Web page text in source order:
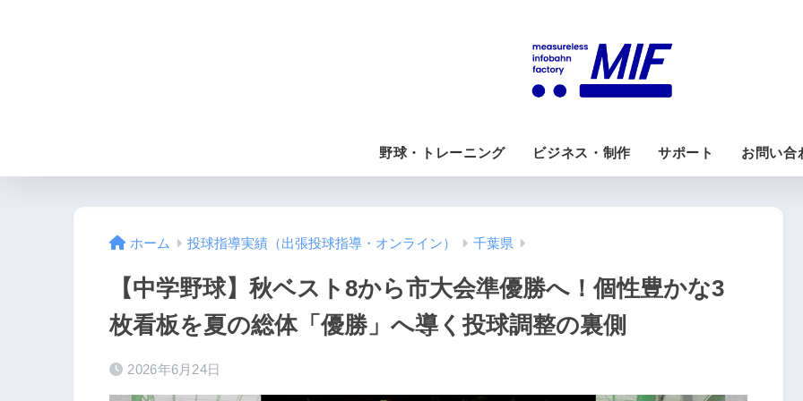
野球・トレーニング ビジネス・制作 サポート お問い合
ホーム 投球指導実績（出張投球指導・オンライン） 千葉県
【中学野球】秋ベスト8から市大会準優勝へ！個性豊かな3
枚看板を夏の総体「優勝」へ導く投球調整の裏側
2026年6月24日